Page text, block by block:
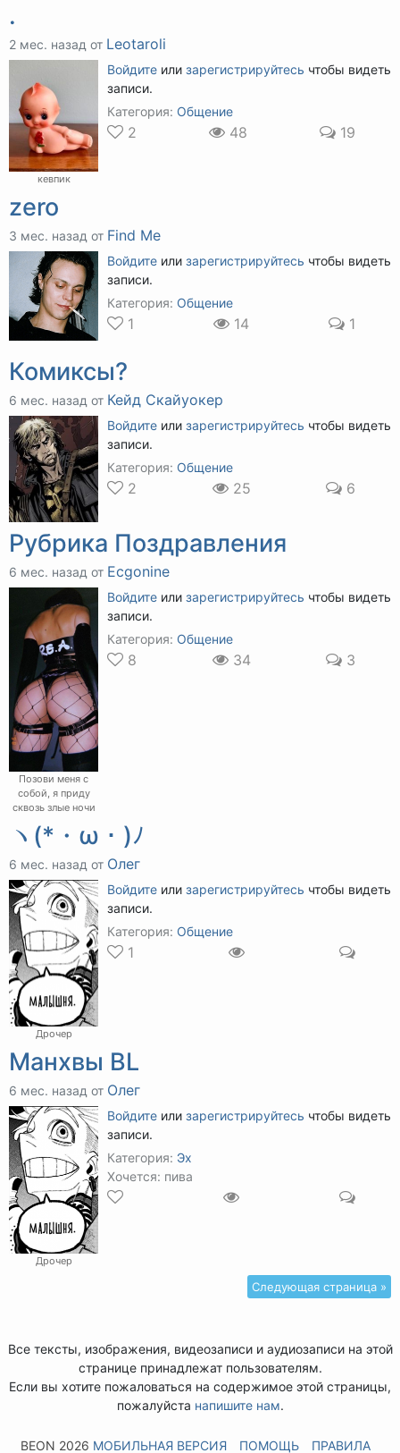
.
2 мес. назад от Leotaroli
кевпик
Войдите или зарегистрируйтесь чтобы видеть
записи.
Категория: Общение
2 48 19
zero
3 мес. назад от Find Me
Войдите или зарегистрируйтесь чтобы видеть
записи.
Категория: Общение
1 14 1
Комиксы?
6 мес. назад от Кейд Скайуокер
Войдите или зарегистрируйтесь чтобы видеть
записи.
Категория: Общение
2 25 6
Рубрика Поздравления
6 мес. назад от Ecgonine
Позови меня с
собой, я приду
сквозь злые ночи
Войдите или зарегистрируйтесь чтобы видеть
записи.
Категория: Общение
8 34 3
ヽ(*・ω・)ﾉ
6 мес. назад от Олег
Дрочер
Войдите или зарегистрируйтесь чтобы видеть
записи.
Категория: Общение
1
Манхвы BL
6 мес. назад от Олег
Дрочер
Войдите или зарегистрируйтесь чтобы видеть
записи.
Категория: Эх
Хочется: пива
Следующая страница »
Все тексты, изображения, видеозаписи и аудиозаписи на этой
странице принадлежат пользователям.
Если вы хотите пожаловаться на содержимое этой страницы,
пожалуйста напишите нам.
BEON 2026 МОБИЛЬНАЯ ВЕРСИЯ ПОМОЩЬ ПРАВИЛА